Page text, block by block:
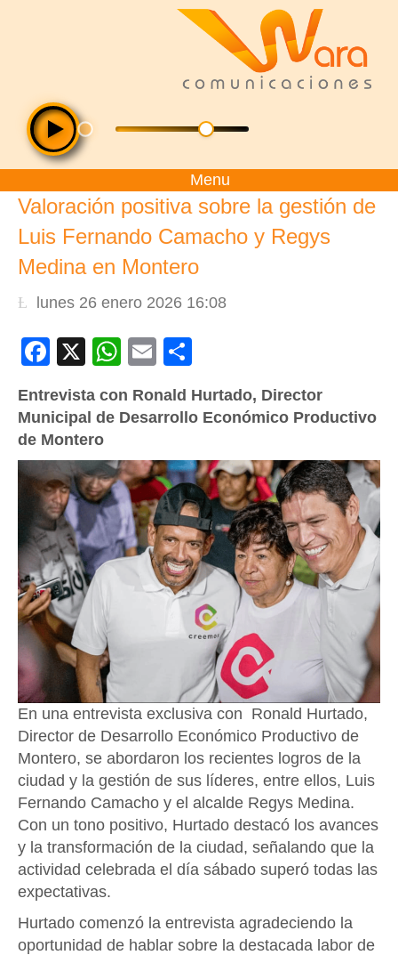
Menu
Valoración positiva sobre la gestión de
Luis Fernando Camacho y Regys
Medina en Montero
lunes 26 enero 2026 16:08
Facebook
X WhatsApp
Email
Entrevista con Ronald Hurtado, Director
Municipal de Desarrollo Económico Productivo
de Montero
En una entrevista exclusiva con Ronald Hurtado,
Director de Desarrollo Económico Productivo de
Montero, se abordaron los recientes logros de la
ciudad y la gestión de sus líderes, entre ellos, Luis
Fernando Camacho y el alcalde Regys Medina.
Con un tono positivo, Hurtado destacó los avances
y la transformación de la ciudad, señalando que la
actividad celebrada el día sábado superó todas las
expectativas.
Hurtado comenzó la entrevista agradeciendo la
oportunidad de hablar sobre la destacada labor de